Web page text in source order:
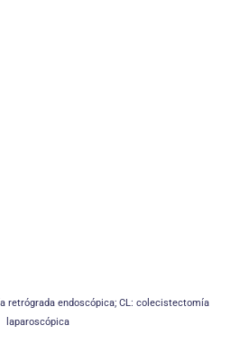
retrógrada endoscópica; CL: colecistectomía
laparoscópica